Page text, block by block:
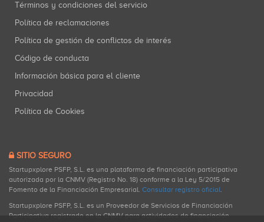
Términos y condiciones del servicio
Política de reclamaciones
Política de gestión de conflictos de interés
Código de conducta
Información básica para el cliente
Privacidad
Política de Cookies
SITIO SEGURO
Startupxplore PSFP, S.L. es una plataforma de financiación participativa
autorizada por la CNMV (Registro No. 18) conforme a la Ley 5/2015 de
Fomento de la Financiación Empresarial. Consultar registro oficial.
Startupxplore PSFP, S.L. es un Proveedor de Servicios de Financiación
Participativa registrado en la CNMV para actividades de financiación